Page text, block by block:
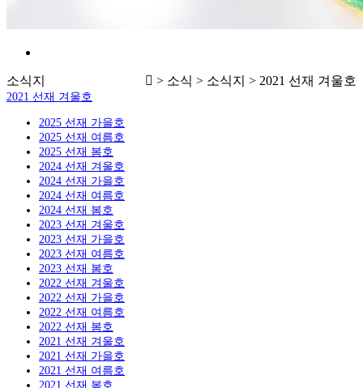
> 소식 > 소식지 > 2021 선재 겨울호
소식지
2021 선재 겨울호
2025 선재 가을호
2025 선재 여름호
2025 선재 봄호
2024 선재 겨울호
2024 선재 가을호
2024 선재 여름호
2024 선재 봄호
2023 선재 겨울호
2023 선재 가을호
2023 선재 여름호
2023 선재 봄호
2022 선재 겨울호
2022 선재 가을호
2022 선재 여름호
2022 선재 봄호
2021 선재 겨울호
2021 선재 가을호
2021 선재 여름호
2021 선재 봄호